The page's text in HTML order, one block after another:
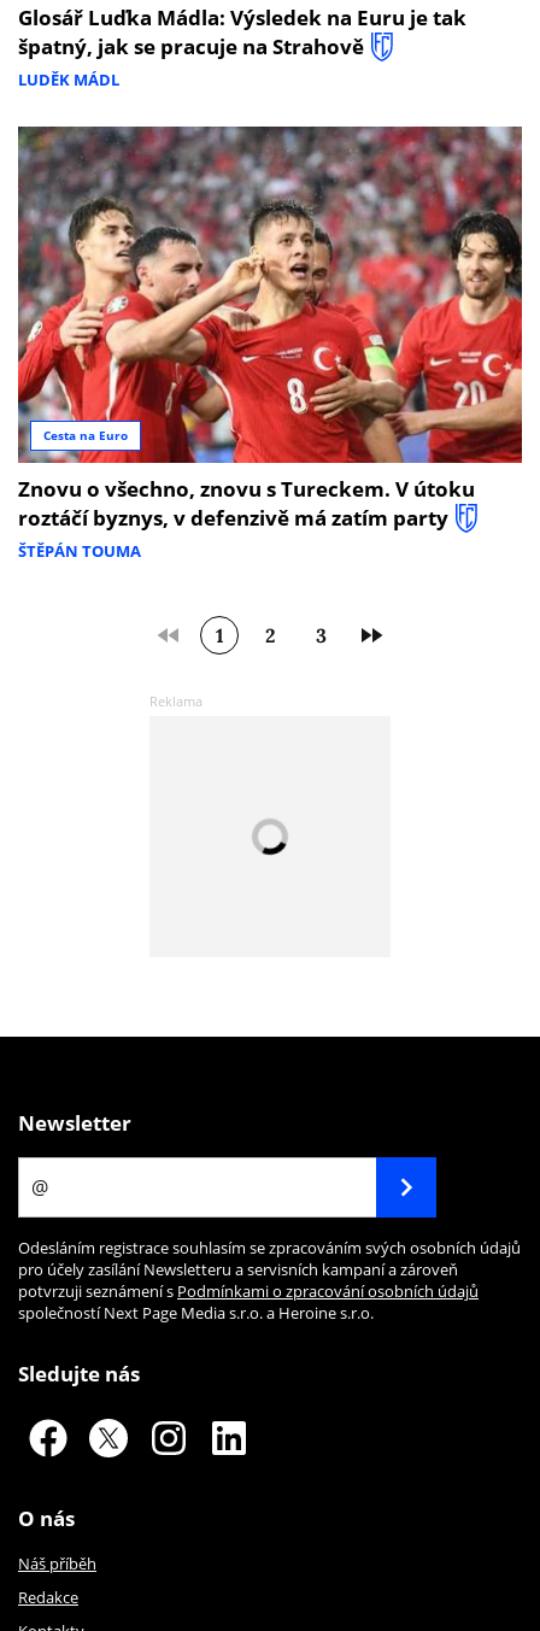
Glosář Luďka Mádla: Výsledek na Euru je tak
špatný, jak se pracuje na Strahově
LUDĚK MÁDL
Cesta na Euro
Znovu o všechno, znovu s Tureckem. V útoku
roztáčí byznys, v defenzivě má zatím party
ŠTĚPÁN TOUMA
1 2 3
Newsletter
Odesláním registrace souhlasím se zpracováním svých osobních údajů
pro účely zasílání Newsletteru a servisních kampaní a zároveň
potvrzuji seznámení s Podmínkami o zpracování osobních údajů
společností Next Page Media s.r.o. a Heroine s.r.o.
Sledujte nás
O nás
Náš příběh
Redakce